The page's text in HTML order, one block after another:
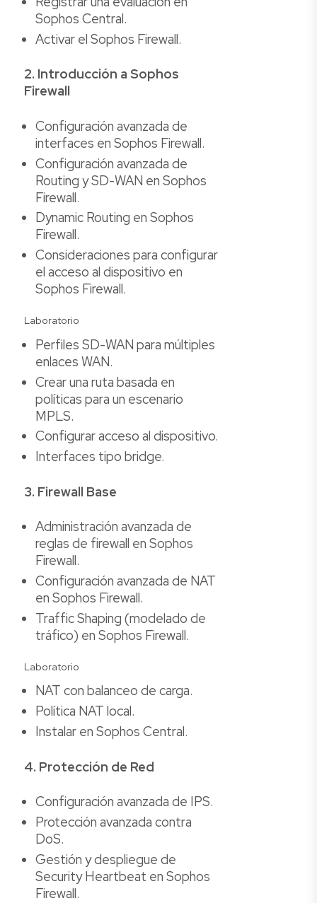
Sophos Central.
Activar el Sophos Firewall.
2. Introducción a Sophos
Firewall
Configuración avanzada de
interfaces en Sophos Firewall.
Configuración avanzada de
Routing y SD-WAN en Sophos
Firewall.
Dynamic Routing en Sophos
Firewall.
Consideraciones para configurar
el acceso al dispositivo en
Sophos Firewall.
Laboratorio
Perfiles SD-WAN para múltiples
enlaces WAN.
Crear una ruta basada en
políticas para un escenario
MPLS.
Configurar acceso al dispositivo.
Interfaces tipo bridge.
3. Firewall Base
Administración avanzada de
reglas de firewall en Sophos
Firewall.
Configuración avanzada de NAT
en Sophos Firewall.
Traffic Shaping (modelado de
tráfico) en Sophos Firewall.
Laboratorio
NAT con balanceo de carga.
Política NAT local.
Instalar en Sophos Central.
4. Protección de Red
Configuración avanzada de IPS.
Protección avanzada contra
DoS.
Gestión y despliegue de
Security Heartbeat en Sophos
Firewall.